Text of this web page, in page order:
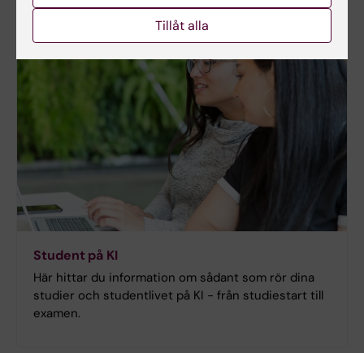
Student på KI
Här hittar du information om sådant som rör dina
studier och studentlivet på KI - från studiestart till
examen.
Tillåt alla